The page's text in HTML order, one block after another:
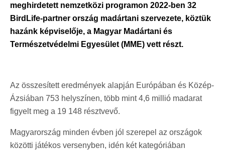
meghirdetett nemzetközi programon 2022-ben 32
BirdLife-partner ország madártani szervezete, köztük
hazánk képviselője, a Magyar Madártani és
Természetvédelmi Egyesület (MME) vett részt.
Az összesített eredmények alapján Európában és Közép-
Ázsiában 753 helyszínen, több mint 4,6 millió madarat
figyelt meg a 19 148 résztvevő.
Magyarország minden évben jól szerepel az országok
közötti játékos versenyben, idén két kategóriában